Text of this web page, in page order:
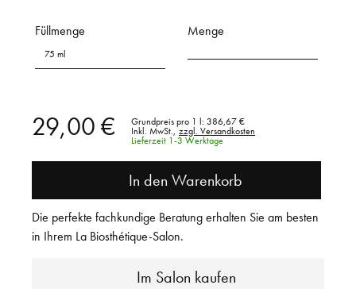
Füllmenge
75 ml
Menge
29,00 € Grundpreis pro 1 l: 386,67 €
Inkl. MwSt.,
zzgl. Versandkosten
Lieferzeit 1-3 Werktage
In den Warenkorb
Im Salon kaufen
Die perfekte fachkundige Beratung erhalten Sie am besten
in Ihrem La Biosthétique-Salon.